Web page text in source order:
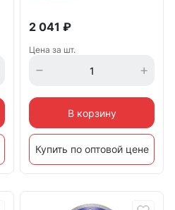
2 041 ₽
Цена за шт.
В корзину
Купить по оптовой цене